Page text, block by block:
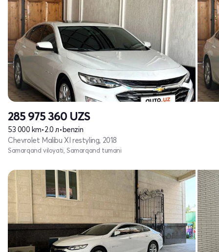
285 975 360 UZS
53 000 km•2.0 л•benzin
Chevrolet Malibu XI restyling, 2018
Samarqand viloyati, Samarqand tumani